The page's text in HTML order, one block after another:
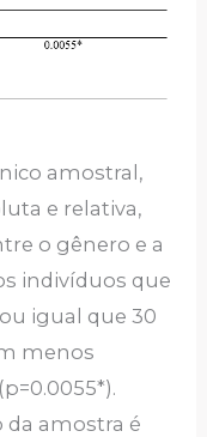
amostral,
e relativa,
o gênero e a
indivíduos que
igual que 30
menos
da amostra é